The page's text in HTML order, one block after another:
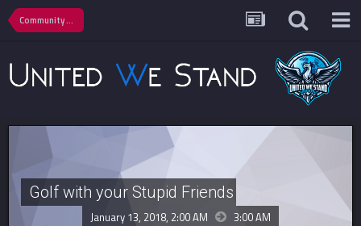
Community Calendar
Golf with your Stupid Friends
January 13, 2018, 2:00 AM 3:00 AM